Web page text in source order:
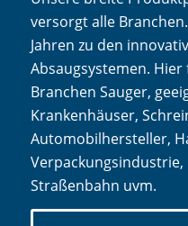
versorgt alle
Jahren zu den
Absaugsystemen.
Branchen Sauger,
Krankenhäuser,
Automobilhersteller,
Straßenbahn uvm.